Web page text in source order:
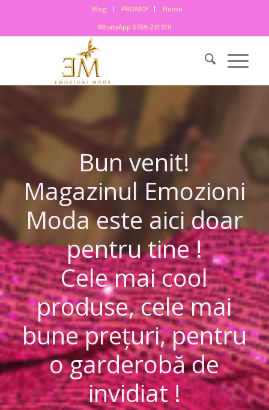
Blog PROMO!
Home
WhatsApp 0769-231310
Bun venit!
Magazinul Emozioni
Moda este aici doar
pentru tine !
Cele mai cool
produse, cele mai
bune prețuri, pentru
o garderobă de
invidiat !